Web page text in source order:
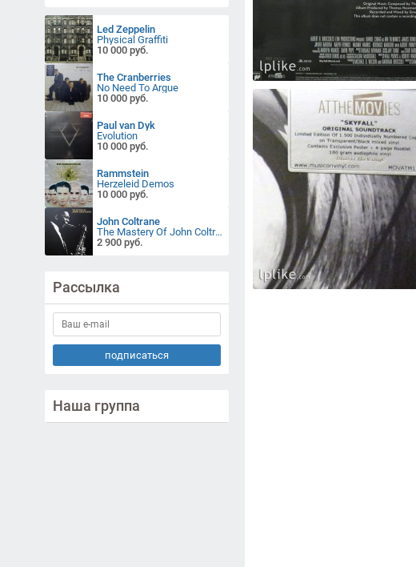
Led Zeppelin
Physical Graffiti
10 000 руб.
The Cranberries
No Need To Argue
10 000 руб.
Paul van Dyk
Evolution
10 000 руб.
Rammstein
Herzeleid Demos
10 000 руб.
John Coltrane
The Mastery Of John Coltrane
2 900 руб.
Рассылка
подписаться
Наша группа